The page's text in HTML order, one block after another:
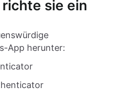
sie ein
App herunter: